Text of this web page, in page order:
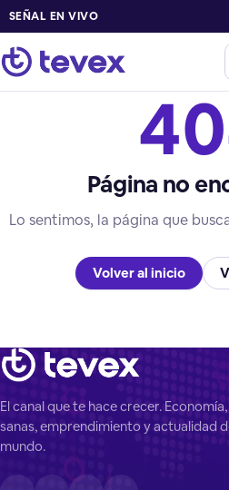
SEÑAL EN VIVO
Página no
Lo sentimos, la página que
Volver al inicio
El canal que te hace crecer.
sanas, emprendimiento y actualidad
mundo.